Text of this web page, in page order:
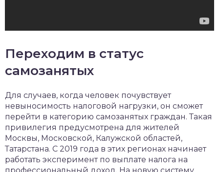
Переходим в статус
самозанятых
Для случаев, когда человек почувствует
невыносимость налоговой нагрузки, он сможет
перейти в категорию самозанятых граждан. Такая
привилегия предусмотрена для жителей
Москвы, Московской, Калужской областей,
Татарстана. С 2019 года в этих регионах начинает
работать эксперимент по выплате налога на
профессиональный доход. На новую систему